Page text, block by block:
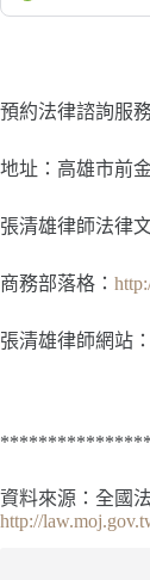
預約法律諮詢服
地址：高雄市前
張清雄律師法律
商務部落格：
張清雄律師網站：
資料來源：全國
http://